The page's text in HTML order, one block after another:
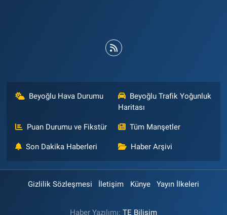
Beyoğlu Hava Durumu
Beyoğlu Trafik Yoğunluk
Haritası
Puan Durumu ve Fikstür Tüm Manşetler
Son Dakika Haberleri Haber Arşivi
Gizlilik Sözleşmesi İletişim Künye Yayın İlkeleri
Haber Yazılımı: TE Bilişim